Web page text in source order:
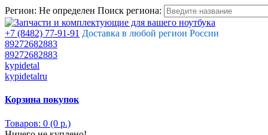
Регион: Не определен Поиск региона:
+7 (8482) 77-91-91 Доставка в любой регион России
89272682883
89272682883
kypidetal
kypidetalru
Корзина покупок
Товаров: 0 (0 р.)